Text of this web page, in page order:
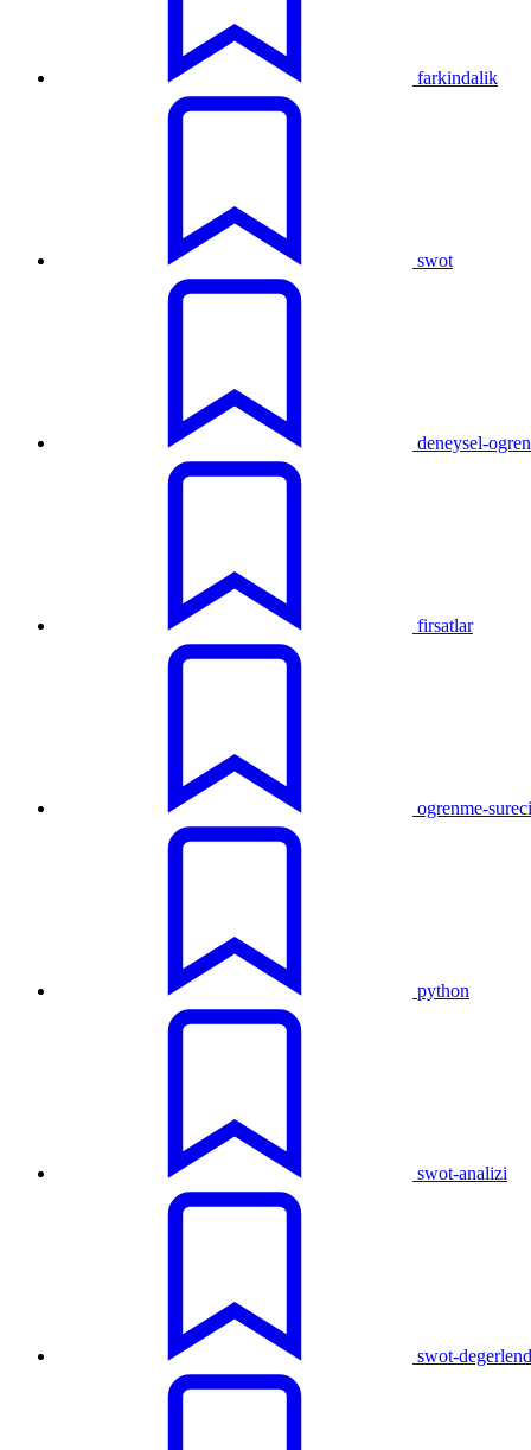
farkindalik
swot
deneysel-
firsatlar
ogrenme-sureci
python
swot-analizi
swot-